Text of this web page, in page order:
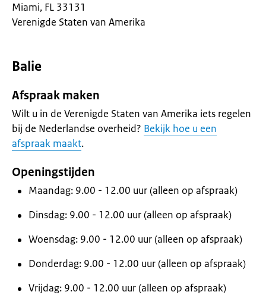
Miami, FL 33131
Verenigde Staten van Amerika
Balie
Afspraak maken
Wilt u in de Verenigde Staten van Amerika iets regelen
bij de Nederlandse overheid? Bekijk hoe u een
afspraak maakt.
Openingstijden
Maandag: 9.00 - 12.00 uur (alleen op afspraak)
Dinsdag: 9.00 - 12.00 uur (alleen op afspraak)
Woensdag: 9.00 - 12.00 uur (alleen op afspraak)
Donderdag: 9.00 - 12.00 uur (alleen op afspraak)
Vrijdag: 9.00 - 12.00 uur (alleen op afspraak)